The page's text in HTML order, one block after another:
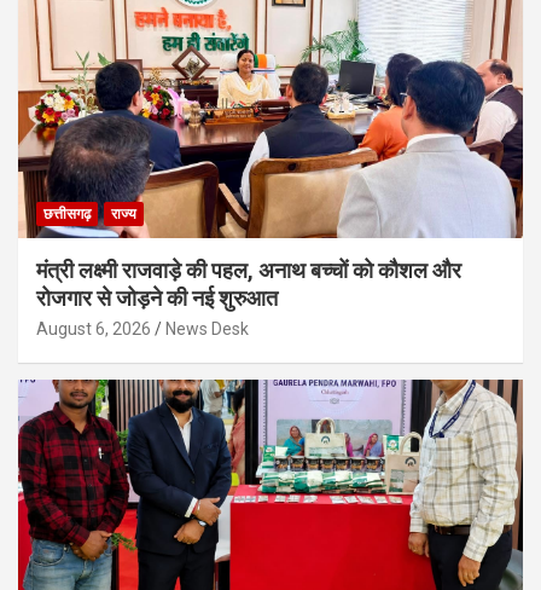
छत्तीसगढ़ राज्य
मंत्री लक्ष्मी राजवाड़े की पहल, अनाथ बच्चों को कौशल और
रोजगार से जोड़ने की नई शुरुआत
August 6, 2026 News Desk